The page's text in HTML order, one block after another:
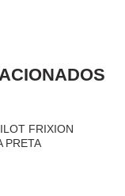
FRIXION
PRETA